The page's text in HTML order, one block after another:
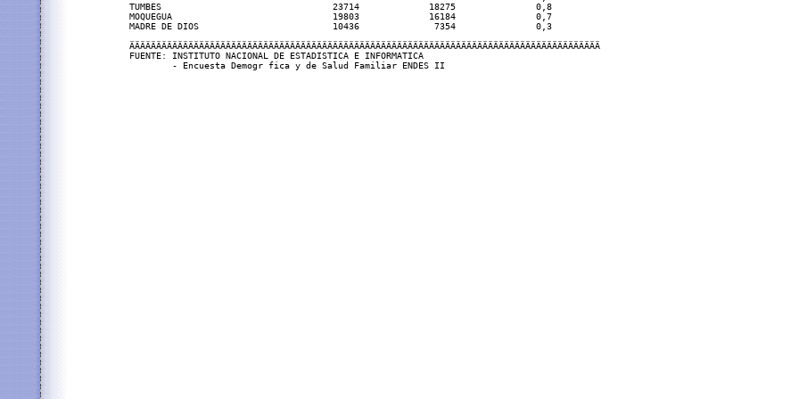
TUMBES                                23714             18275               0,8
MOQUEGUA                              19803             16184               0,7
MADRE DE DIOS                         10436              7354               0,3
ÄÄÄÄÄÄÄÄÄÄÄÄÄÄÄÄÄÄÄÄÄÄÄÄÄÄÄÄÄÄÄÄÄÄÄÄÄÄÄÄÄÄÄÄÄÄÄÄÄÄÄÄÄÄÄÄÄÄÄÄÄÄÄÄÄÄÄÄÄÄÄÄÄÄÄÄÄÄÄÄÄÄÄÄÄÄÄÄ
FUENTE: INSTITUTO NACIONAL DE ESTADISTICA E INFORMATICA